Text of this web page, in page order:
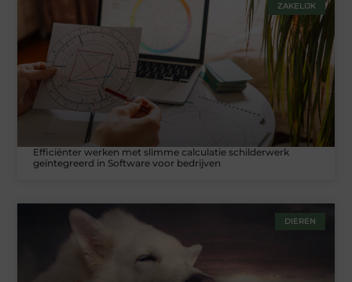
ZAKELIJK
Efficiënter werken met slimme calculatie schilderwerk
geïntegreerd in Software voor bedrijven
DIEREN